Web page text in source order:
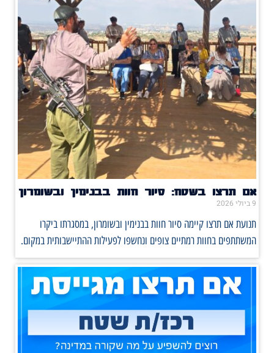
אם תרצו בשטח: סיור חוות בבנימין ובשומרון
9 ביולי 2026
תנועת אם תרצו קיימה סיור חוות בבנימין ובשומרון, במסגרתו ביקרו
המשתתפים בחוות רמתיים צופים ונחשפו לפעילות ההתיישבותית במקום.